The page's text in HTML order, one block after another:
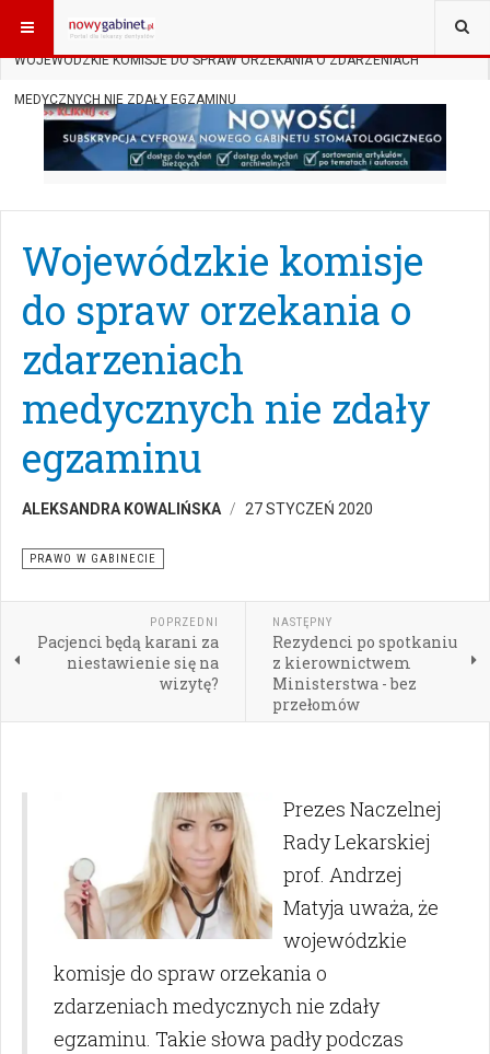
JESTEŚ TUTAJ: START
WOJEWÓDZKIE KOMISJE DO SPRAW ORZEKANIA O ZDARZENIACH
MEDYCZNYCH NIE ZDAŁY EGZAMINU
Wojewódzkie komisje
do spraw orzekania o
zdarzeniach
medycznych nie zdały
egzaminu
ALEKSANDRA KOWALIŃSKA 27 STYCZEŃ 2020
PRAWO W GABINECIE
POPRZEDNI
Pacjenci będą karani za
niestawienie się na
wizytę?
NASTĘPNY
Rezydenci po spotkaniu
z kierownictwem
Ministerstwa - bez
przełomów
Prezes Naczelnej
Rady Lekarskiej
prof. Andrzej
Matyja uważa, że
wojewódzkie
komisje do spraw orzekania o
zdarzeniach medycznych nie zdały
egzaminu. Takie słowa padły podczas